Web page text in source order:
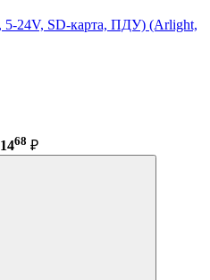
5-24V, SD-карта, ПДУ) (Arlight,
68 ₽